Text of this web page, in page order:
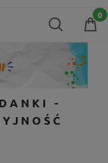
-